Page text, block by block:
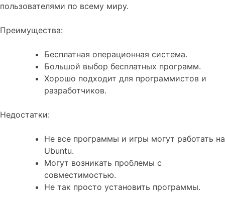
пользователями по всему миру.
Преимущества:
Бесплатная операционная система.
Большой выбор бесплатных программ.
Хорошо подходит для программистов и
разработчиков.
Недостатки:
Не все программы и игры могут работать на
Ubuntu.
Могут возникать проблемы с
совместимостью.
Не так просто установить программы.